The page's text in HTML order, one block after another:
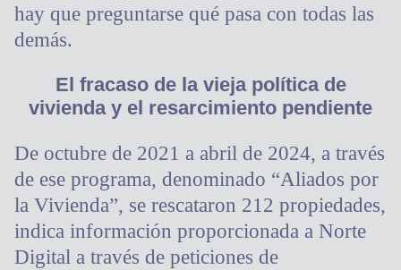
hay que preguntarse qué pasa con todas las
demás.
El fracaso de la vieja política de
vivienda y el resarcimiento pendiente
De octubre de 2021 a abril de 2024, a través
de ese programa, denominado “Aliados por
la Vivienda”, se rescataron 212 propiedades,
indica información proporcionada a Norte
Digital a través de peticiones de